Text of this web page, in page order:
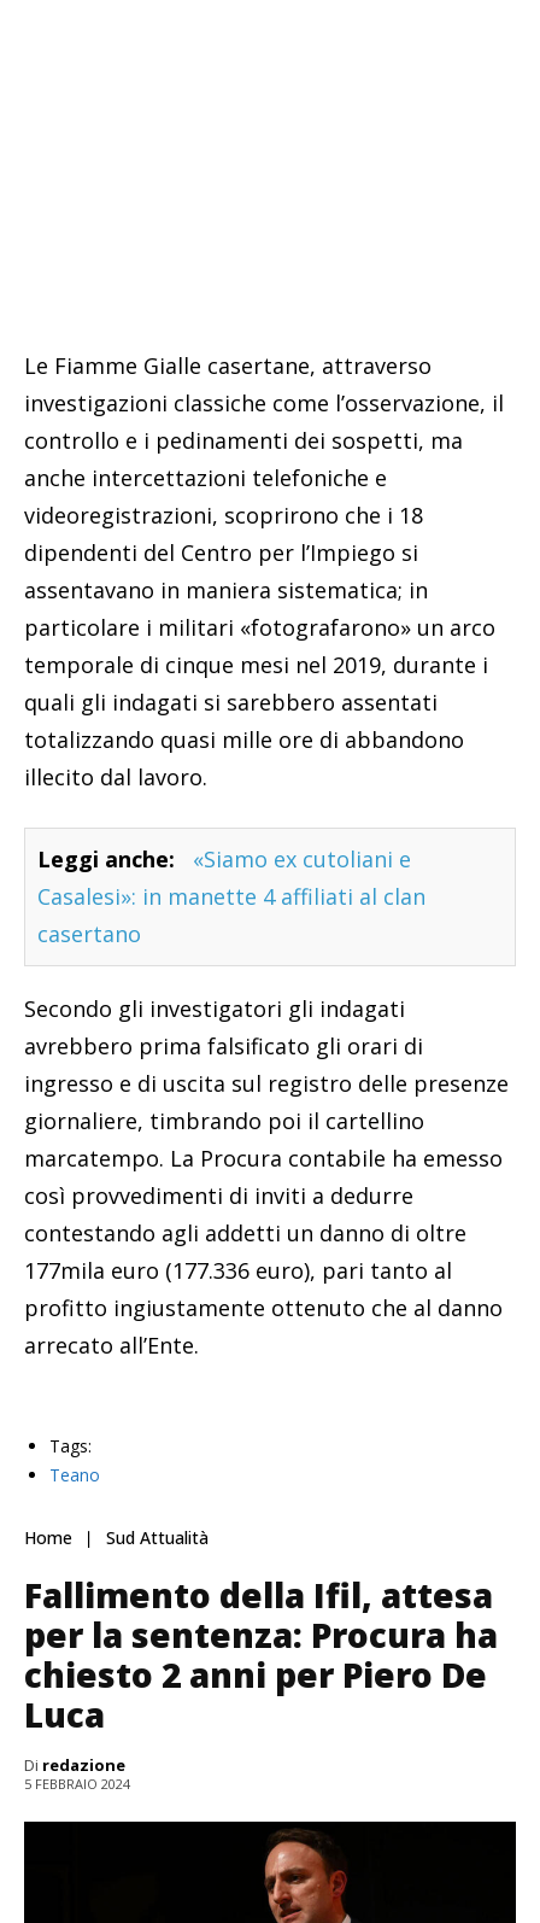
Le Fiamme Gialle casertane, attraverso
investigazioni classiche come l’osservazione, il
controllo e i pedinamenti dei sospetti, ma
anche intercettazioni telefoniche e
videoregistrazioni, scoprirono che i 18
dipendenti del Centro per l’Impiego si
assentavano in maniera sistematica; in
particolare i militari «fotografarono» un arco
temporale di cinque mesi nel 2019, durante i
quali gli indagati si sarebbero assentati
totalizzando quasi mille ore di abbandono
illecito dal lavoro.
Leggi anche:
«Siamo ex cutoliani e
Casalesi»: in manette 4 affiliati al clan
casertano
Secondo gli investigatori gli indagati
avrebbero prima falsificato gli orari di
ingresso e di uscita sul registro delle presenze
giornaliere, timbrando poi il cartellino
marcatempo. La Procura contabile ha emesso
così provvedimenti di inviti a dedurre
contestando agli addetti un danno di oltre
177mila euro (177.336 euro), pari tanto al
profitto ingiustamente ottenuto che al danno
arrecato all’Ente.
Tags:
Teano
Home Sud Attualità
Fallimento della Ifil, attesa
per la sentenza: Procura ha
chiesto 2 anni per Piero De
Luca
Di redazione
5 FEBBRAIO 2024